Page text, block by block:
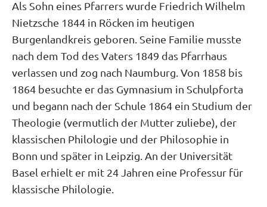
Als Sohn eines Pfarrers wurde Friedrich Wilhelm
Nietzsche 1844 in Röcken im heutigen
Burgenlandkreis geboren. Seine Familie musste
nach dem Tod des Vaters 1849 das Pfarrhaus
verlassen und zog nach Naumburg. Von 1858 bis
1864 besuchte er das Gymnasium in Schulpforta
und begann nach der Schule 1864 ein Studium der
Theologie (vermutlich der Mutter zuliebe), der
klassischen Philologie und der Philosophie in
Bonn und später in Leipzig. An der Universität
Basel erhielt er mit 24 Jahren eine Professur für
klassische Philologie.